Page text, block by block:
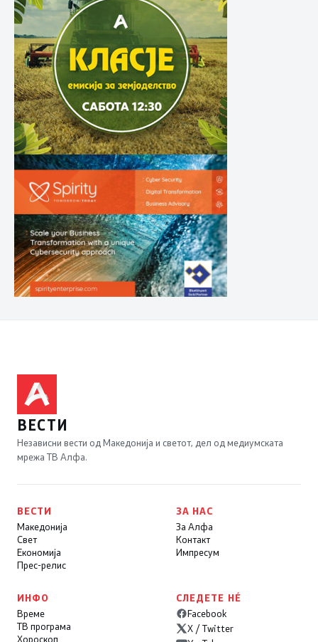
ВЕСТИ
Независни вести од Македонија и светот, дел од медиумската
мрежа ТВ Алфа.
ВЕСТИ
Македонија
Свет
Економија
Прес-релис
ЗА НАС
За Алфа
Контакт
Импресум
ИНФО
Време
ТВ програма
Хороскоп
СЛЕДЕТЕ НÉ
Facebook
X / Twitter